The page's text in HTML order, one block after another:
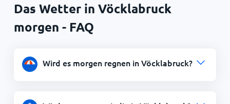
Das Wetter in Vöcklabruck
morgen - FAQ
Wird es morgen regnen in Vöcklabruck?